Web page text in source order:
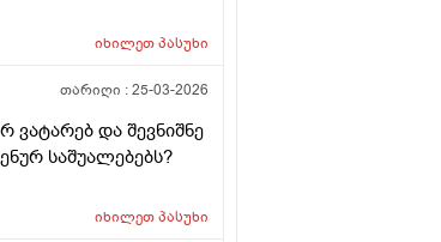
იხილეთპასუხი
თარიღი :25-03-2026
ვატარებ და შევნიშნე
საშუალებებს?
იხილეთპასუხი